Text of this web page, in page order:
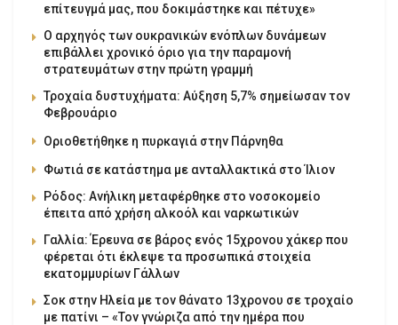
επίτευγμά μας, που δοκιμάστηκε και πέτυχε»
Ο αρχηγός των ουκρανικών ενόπλων δυνάμεων
επιβάλλει χρονικό όριο για την παραμονή
στρατευμάτων στην πρώτη γραμμή
Τροχαία δυστυχήματα: Αύξηση 5,7% σημείωσαν τον
Φεβρουάριο
Οριοθετήθηκε η πυρκαγιά στην Πάρνηθα
Φωτιά σε κατάστημα με ανταλλακτικά στο Ίλιον
Ρόδος: Ανήλικη μεταφέρθηκε στο νοσοκομείο
έπειτα από χρήση αλκοόλ και ναρκωτικών
Γαλλία: Έρευνα σε βάρος ενός 15χρονου χάκερ που
φέρεται ότι έκλεψε τα προσωπικά στοιχεία
εκατομμυρίων Γάλλων
Σοκ στην Ηλεία με τον θάνατο 13χρονου σε τροχαίο
με πατίνι – «Τον γνώριζα από την ημέρα που